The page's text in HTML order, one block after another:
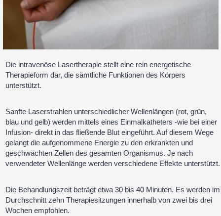
Die intravenöse Lasertherapie stellt eine rein energetische
Therapieform dar, die sämtliche Funktionen des Körpers
unterstützt.
Sanfte Laserstrahlen unterschiedlicher Wellenlängen (rot, grün,
blau und gelb) werden mittels eines Einmalkatheters -wie bei einer
Infusion- direkt in das fließende Blut eingeführt. Auf diesem Wege
gelangt die aufgenommene Energie zu den erkrankten und
geschwächten Zellen des gesamten Organismus. Je nach
verwendeter Wellenlänge werden verschiedene Effekte unterstützt.
Die Behandlungszeit beträgt etwa 30 bis 40 Minuten. Es werden im
Durchschnitt zehn Therapiesitzungen innerhalb von zwei bis drei
Wochen empfohlen.